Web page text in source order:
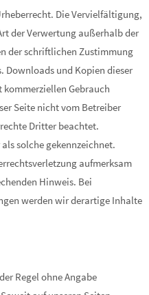
Die Vervielfältigung,
der Verwertung außerhalb der
der schriftlichen Zustimmung
Downloads und Kopien dieser
Gebrauch
Seite nicht vom Betreiber
Dritter beachtet.
solche gekennzeichnet.
aufmerksam
Hinweis. Bei
werden wir derartige Inhalte
Regel ohne Angabe